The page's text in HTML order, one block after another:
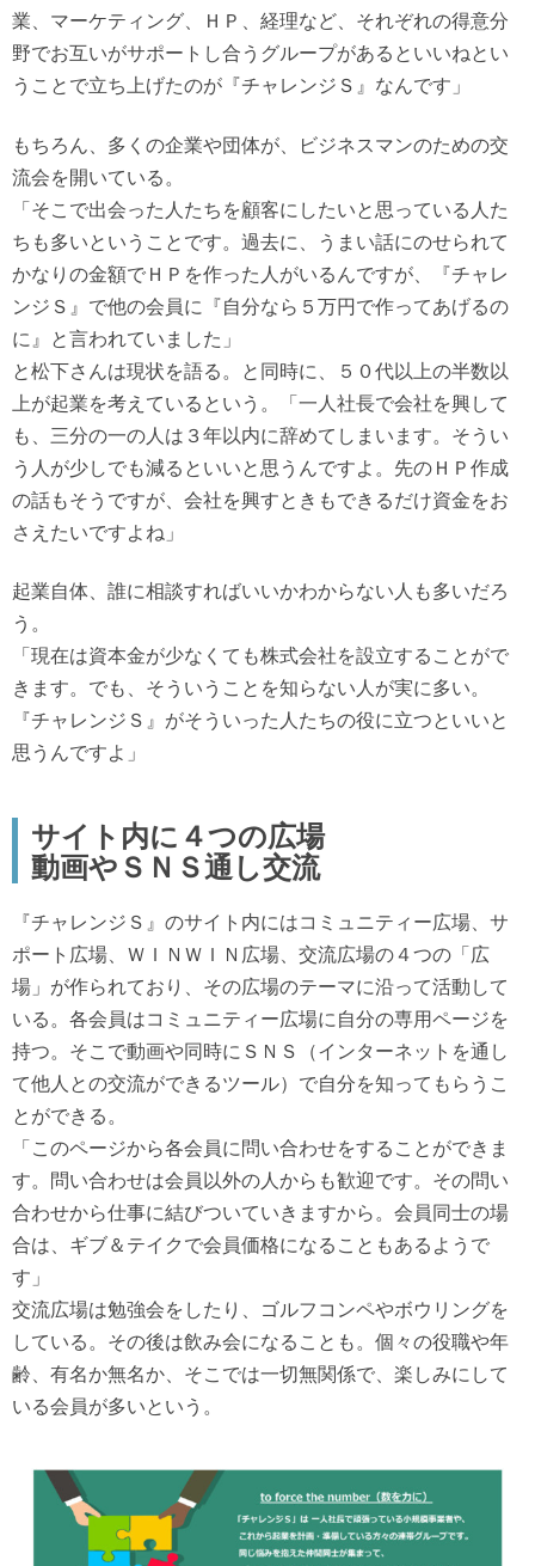
業、マーケティング、ＨＰ、経理など、それぞれの得意分
野でお互いがサポートし合うグループがあるといいねとい
うことで立ち上げたのが『チャレンジＳ』なんです」
もちろん、多くの企業や団体が、ビジネスマンのための交
流会を開いている。
「そこで出会った人たちを顧客にしたいと思っている人た
ちも多いということです。過去に、うまい話にのせられて
かなりの金額でＨＰを作った人がいるんですが、『チャレ
ンジＳ』で他の会員に『自分なら５万円で作ってあげるの
に』と言われていました」
と松下さんは現状を語る。と同時に、５０代以上の半数以
上が起業を考えているという。「一人社長で会社を興して
も、三分の一の人は３年以内に辞めてしまいます。そうい
う人が少しでも減るといいと思うんですよ。先のＨＰ作成
の話もそうですが、会社を興すときもできるだけ資金をお
さえたいですよね」
起業自体、誰に相談すればいいかわからない人も多いだろ
う。
「現在は資本金が少なくても株式会社を設立することがで
きます。でも、そういうことを知らない人が実に多い。
『チャレンジＳ』がそういった人たちの役に立つといいと
思うんですよ」
サイト内に４つの広場
動画やＳＮＳ通し交流
『チャレンジＳ』のサイト内にはコミュニティー広場、サ
ポート広場、ＷＩＮＷＩＮ広場、交流広場の４つの「広
場」が作られており、その広場のテーマに沿って活動して
いる。各会員はコミュニティー広場に自分の専用ページを
持つ。そこで動画や同時にＳＮＳ（インターネットを通し
て他人との交流ができるツール）で自分を知ってもらうこ
とができる。
「このページから各会員に問い合わせをすることができま
す。問い合わせは会員以外の人からも歓迎です。その問い
合わせから仕事に結びついていきますから。会員同士の場
合は、ギブ＆テイクで会員価格になることもあるようで
す」
交流広場は勉強会をしたり、ゴルフコンペやボウリングを
している。その後は飲み会になることも。個々の役職や年
齢、有名か無名か、そこでは一切無関係で、楽しみにして
いる会員が多いという。